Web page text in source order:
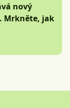
nový
Mrkněte, jak